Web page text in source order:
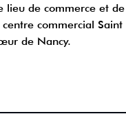
lieu de commerce et
commercial
de Nancy.